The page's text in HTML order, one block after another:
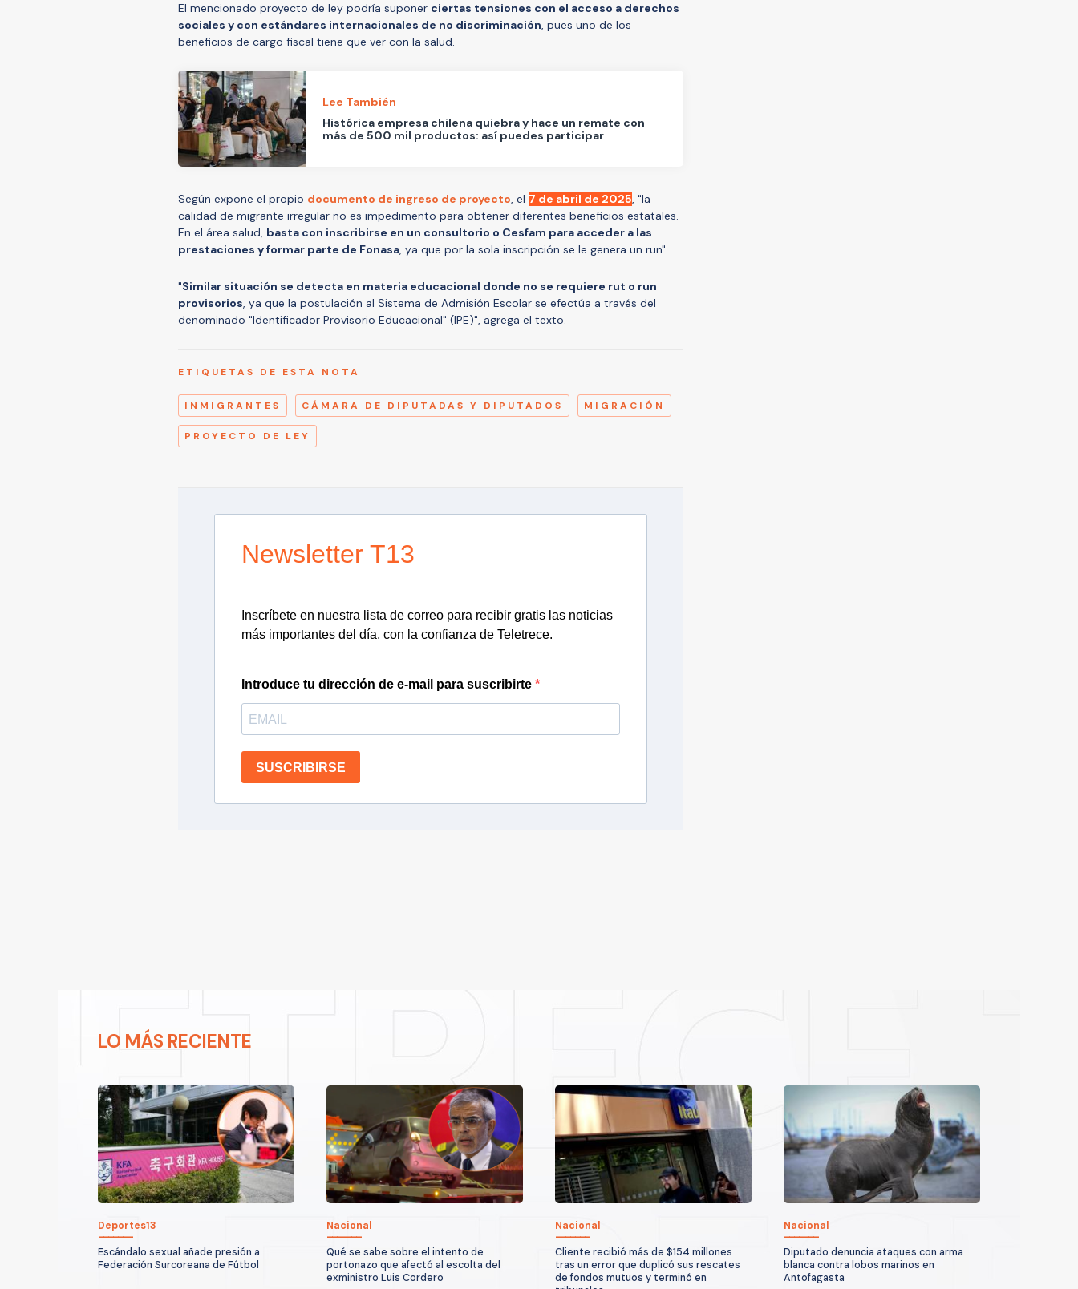
El mencionado proyecto de ley podría suponer ciertas tensiones con el acceso a derechos
sociales y con estándares internacionales de no discriminación, pues uno de los
beneficios de cargo fiscal tiene que ver con la salud.
Lee También
Histórica empresa chilena quiebra y hace un remate con
más de 500 mil productos: así puedes participar
Según expone el propio documento de ingreso de proyecto, el 7 de abril de 2025, "la
calidad de migrante irregular no es impedimento para obtener diferentes beneficios estatales.
En el área salud, basta con inscribirse en un consultorio o Cesfam para acceder a las
prestaciones y formar parte de Fonasa, ya que por la sola inscripción se le genera un run".
"Similar situación se detecta en materia educacional donde no se requiere rut o run
provisorios, ya que la postulación al Sistema de Admisión Escolar se efectúa a través del
denominado "Identificador Provisorio Educacional" (IPE)", agrega el texto.
ETIQUETAS DE ESTA NOTA
INMIGRANTES CÁMARA DE DIPUTADAS Y DIPUTADOS MIGRACIÓN
PROYECTO DE LEY
Newsletter T13
Inscríbete en nuestra lista de correo para recibir gratis las noticias
más importantes del día, con la confianza de Teletrece.
Introduce tu dirección de e-mail para suscribirte
SUSCRIBIRSE
LO MÁS RECIENTE
Deportes13
Escándalo sexual añade presión a
Federación Surcoreana de Fútbol
Nacional
Qué se sabe sobre el intento de
portonazo que afectó al escolta del
exministro Luis Cordero
Nacional
Cliente recibió más de $154 millones
tras un error que duplicó sus rescates
de fondos mutuos y terminó en
Nacional
Diputado denuncia ataques con arma
blanca contra lobos marinos en
Antofagasta